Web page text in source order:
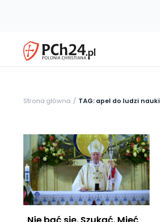
Strona główna TAG: apel do ludzi nauki